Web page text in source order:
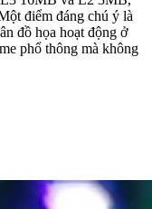
điểm đáng chú ý là
đồ họa hoạt động ở
phổ thông mà không